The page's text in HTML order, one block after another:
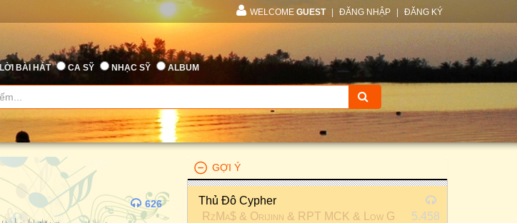
WELCOME GUEST ĐĂNG NHẬP ĐĂNG KÝ
LỜI BÀI HÁT CA SỸ NHẠC SỸ ALBUM
626
GỢI Ý
Thủ Đô Cypher
RzMa$ & Orijinn & RPT MCK & Low G
5.458